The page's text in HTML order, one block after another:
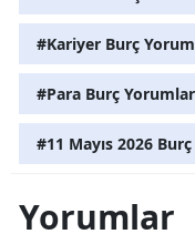
#Kariyer Burç
#Para Burç
#11 Mayıs 2026
Yorumlar